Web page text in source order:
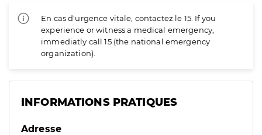
En cas d'urgence vitale, contactez le 15. If you
experience or witness a medical emergency,
immediatly call 15 (the national emergency
organization).
INFORMATIONS PRATIQUES
Adresse